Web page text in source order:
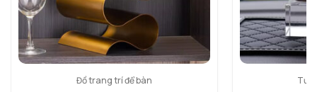
Đồ trang trí để bàn